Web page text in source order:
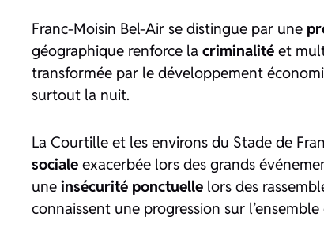
Franc-Moisin Bel-Air se distingue par une
géographique renforce la criminalité et
transformée par le développement
surtout la nuit.
La Courtille et les environs du Stade de
sociale exacerbée lors des grands
une insécurité ponctuelle lors des
connaissent une progression sur l’ensemble